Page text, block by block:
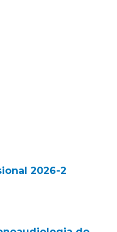
2026-2